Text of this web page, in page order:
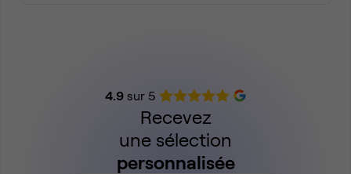
4.9sur 5
Recevez
une sélection
personnalisée